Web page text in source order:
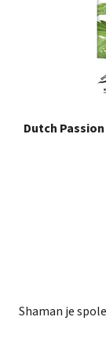
Dutch
Shaman je